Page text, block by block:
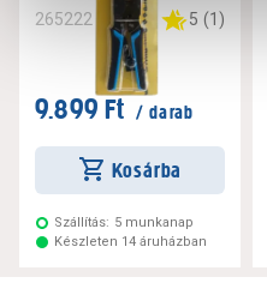
265222 5 (1)
9.899 Ft / darab
Kosárba
Szállítás: 5 munkanap
Készleten 14 áruházban